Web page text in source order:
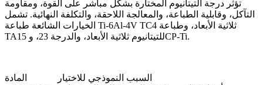
تؤثر درجة التيتانيوم المختارة بشكل مباشر على القوة، ومقاومة
التآكل، وقابلية الطباعة، والمعالجة اللاحقة، والتكلفة النهائية. تشمل
الخيارات الشائعة
طباعة Ti-6Al-4V TC4 ثلاثية الأبعاد، وطباعة
TA15 للتيتانيوم ثلاثية الأبعاد، والدرجة 23، وCP-Ti.
المادة
السبب النموذجي للاختيار